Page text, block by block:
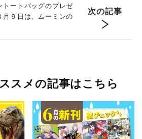
ートバッグのプレゼ
９日は、ムーミンの
次の記事
スメの記事はこちら